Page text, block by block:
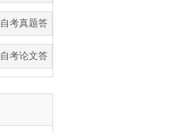
自考真题答
案
自考论文答
辩